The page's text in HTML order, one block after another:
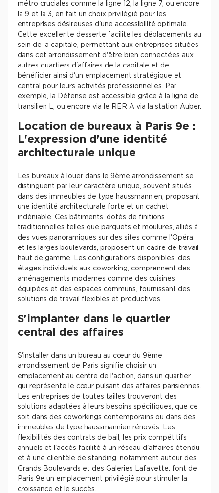
métro cruciales comme la ligne 12, la ligne 7, ou encore
la 9 et la 3, en fait un choix privilégié pour les
entreprises désireuses d'une accessibilité optimale.
Cette excellente desserte facilite les déplacements au
sein de la capitale, permettant aux entreprises situées
dans cet arrondissement d'être bien connectées aux
autres quartiers d'affaires de la capitale et de
bénéficier ainsi d'un emplacement stratégique et
central pour leurs activités professionnelles. Par
exemple, la Défense est accessible grâce à la ligne de
transilien L, ou encore via le RER A via la station Auber.
Location de bureaux à Paris 9e :
L'expression d'une identité
architecturale unique
Les bureaux à louer dans le 9ème arrondissement se
distinguent par leur caractère unique, souvent situés
dans des immeubles de type haussmannien, proposant
une identité architecturale forte et un cachet
indéniable. Ces bâtiments, dotés de finitions
traditionnelles telles que parquets et moulures, alliés à
des vues panoramiques sur des sites comme l'Opéra
et les larges boulevards, proposent un cadre de travail
haut de gamme. Les configurations disponibles, des
étages individuels aux coworking, comprennent des
aménagements modernes comme des cuisines
équipées et des espaces communs, fournissant des
solutions de travail flexibles et productives.
S'implanter dans le quartier
central des affaires
S'installer dans un bureau au cœur du 9ème
arrondissement de Paris signifie choisir un
emplacement au centre de l'action, dans un quartier
qui représente le cœur pulsant des affaires parisiennes.
Les entreprises de toutes tailles trouveront des
solutions adaptées à leurs besoins spécifiques, que ce
soit dans des coworkings contemporains ou dans des
immeubles de type haussmannien rénovés. Les
flexibilités des contrats de bail, les prix compétitifs
annuels et l'accès facilité à un réseau d'affaires étendu
et à une clientèle de standing, notamment autour des
Grands Boulevards et des Galeries Lafayette, font de
Paris 9e un emplacement privilégié pour stimuler la
croissance et le succès.